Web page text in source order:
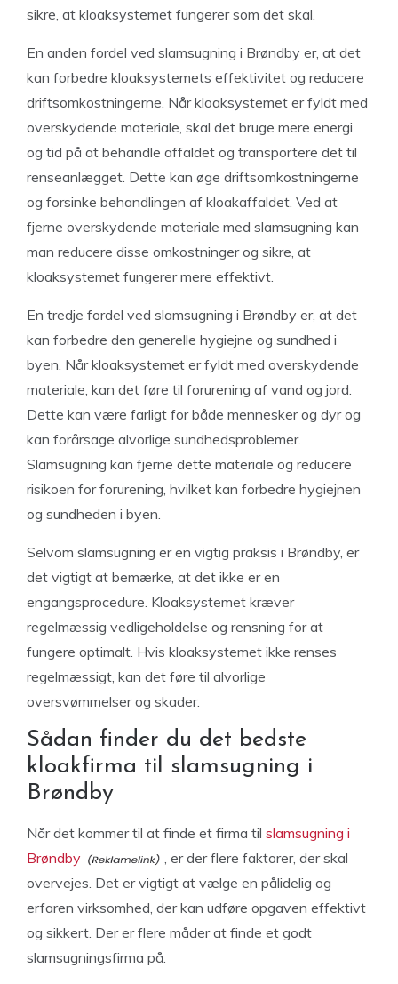
sikre, at kloaksystemet fungerer som det skal.
En anden fordel ved slamsugning i Brøndby er, at det
kan forbedre kloaksystemets effektivitet og reducere
driftsomkostningerne. Når kloaksystemet er fyldt med
overskydende materiale, skal det bruge mere energi
og tid på at behandle affaldet og transportere det til
renseanlægget. Dette kan øge driftsomkostningerne
og forsinke behandlingen af kloakaffaldet. Ved at
fjerne overskydende materiale med slamsugning kan
man reducere disse omkostninger og sikre, at
kloaksystemet fungerer mere effektivt.
En tredje fordel ved slamsugning i Brøndby er, at det
kan forbedre den generelle hygiejne og sundhed i
byen. Når kloaksystemet er fyldt med overskydende
materiale, kan det føre til forurening af vand og jord.
Dette kan være farligt for både mennesker og dyr og
kan forårsage alvorlige sundhedsproblemer.
Slamsugning kan fjerne dette materiale og reducere
risikoen for forurening, hvilket kan forbedre hygiejnen
og sundheden i byen.
Selvom slamsugning er en vigtig praksis i Brøndby, er
det vigtigt at bemærke, at det ikke er en
engangsprocedure. Kloaksystemet kræver
regelmæssig vedligeholdelse og rensning for at
fungere optimalt. Hvis kloaksystemet ikke renses
regelmæssigt, kan det føre til alvorlige
oversvømmelser og skader.
Sådan finder du det bedste
kloakfirma til slamsugning i
Brøndby
Når det kommer til at finde et firma til slamsugning i
Brøndby
, er der flere faktorer, der skal
overvejes. Det er vigtigt at vælge en pålidelig og
erfaren virksomhed, der kan udføre opgaven effektivt
og sikkert. Der er flere måder at finde et godt
slamsugningsfirma på.